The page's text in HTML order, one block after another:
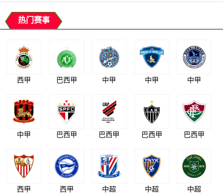
热门赛事
西甲 巴西甲 中甲 中甲 中甲
中甲 巴西甲 巴西甲 巴西甲 巴西甲
西甲 西甲 中超 中超 中超